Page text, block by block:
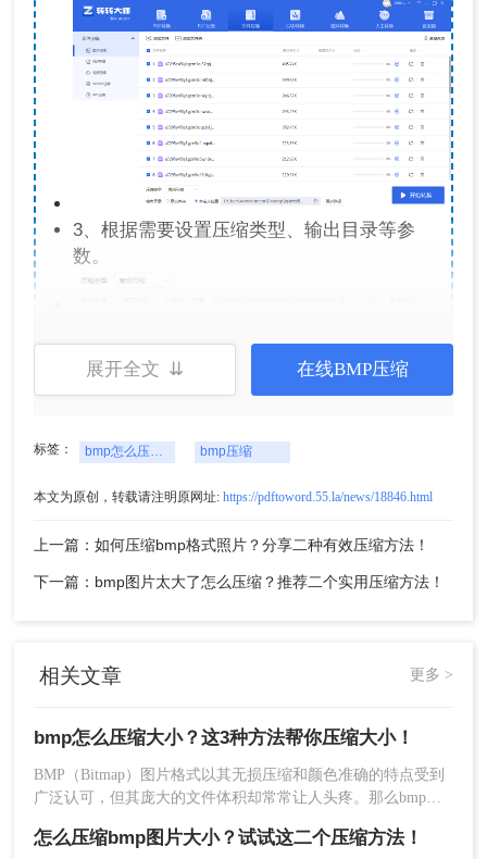
3、根据需要设置压缩类型、输出目录等参
数。
5、压缩完成后，选择保存位置并查看压缩后
像质量之间的关系，避免过度压缩导致图像失真。
方法二：调整图片色彩模式和分辨率
通过调整BMP图片的色彩模式和分辨率，可以有效
减小文件体积。色彩模式从24位真彩色转换为索引
色模式（如256色）可以显著减少文件大小，而降低
展开全文 ⇊ 在线BMP压缩
标签： bmp怎么压缩大小 bmp压缩
本文为原创，转载请注明原网址: https://pdftoword.55.la/news/18846.html
上一篇：如何压缩bmp格式照片？分享二种有效压缩方法！
下一篇：bmp图片太大了怎么压缩？推荐二个实用压缩方法！
相关文章 更多 >
bmp怎么压缩大小？这3种方法帮你压缩大小！
BMP（Bitmap）图片格式以其无损压缩和颜色准确的特点受到
广泛认可，但其庞大的文件体积却常常让人头疼。那么bmp怎
在帮助用户轻松减小BMP文件体积，提升图片加载和传输效
怎么压缩bmp图片大小？试试这二个压缩方法！